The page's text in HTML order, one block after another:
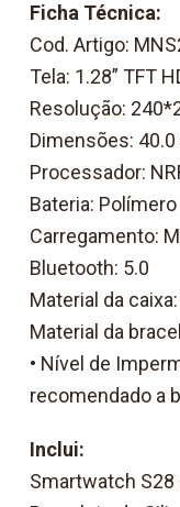
Ficha Técnica:
Cod. Artigo:
Tela: 1.28” TFT
Resolução:
Dimensões:
Processador:
Bateria:
Carregamento:
Bluetooth: 5.0
Material da
Material da
• Nível de
recomendado a
Inclui:
Smartwatch S28